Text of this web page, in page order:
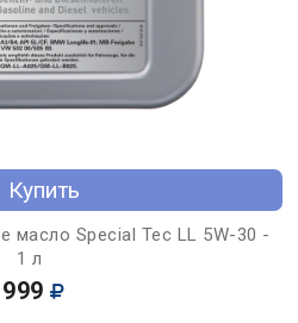
Купить
масло Special Tec LL 5W-30 -
1 л